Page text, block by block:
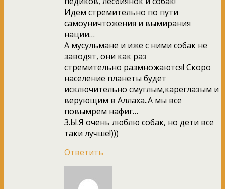
Идем стремительно по пути
самоуничтожения и вымирания
нации…
А мусульмане и иже с ними собак не
заводят, они как раз
стремительно размножаются! Скоро
население планеты будет
исключительно смуглым,кареглазым и
верующим в Аллаха..А мы все
повымрем нафиг…
З.Ы.Я очень люблю собак, но дети все
таки лучше!)))
Ответить